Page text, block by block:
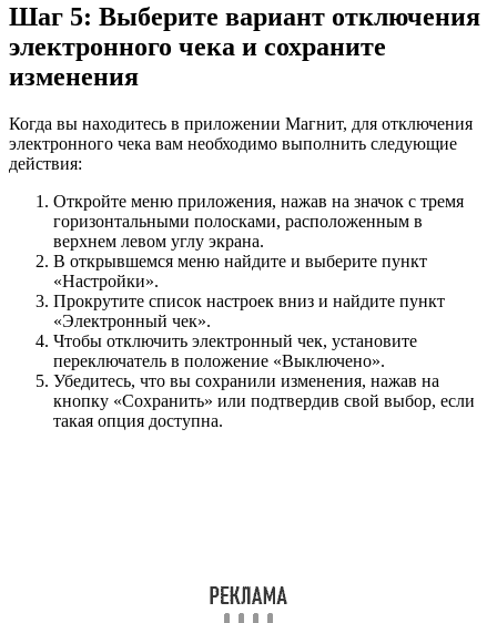
Шаг 5: Выберите вариант отключения
электронного чека и сохраните
изменения
Когда вы находитесь в приложении Магнит, для отключения
электронного чека вам необходимо выполнить следующие
действия:
Откройте меню приложения, нажав на значок с тремя
горизонтальными полосками, расположенным в
верхнем левом углу экрана.
В открывшемся меню найдите и выберите пункт
«Настройки».
Прокрутите список настроек вниз и найдите пункт
«Электронный чек».
Чтобы отключить электронный чек, установите
переключатель в положение «Выключено».
Убедитесь, что вы сохранили изменения, нажав на
кнопку «Сохранить» или подтвердив свой выбор, если
такая опция доступна.